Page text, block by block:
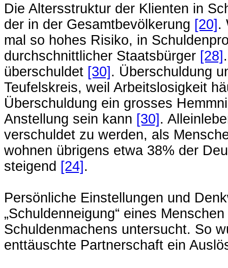
Die Altersstruktur der Klienten in
der in der Gesamtbevölkerung [20] .
mal so hohes Risiko, in
durchschnittlicher Staatsbürger [28]
überschuldet [30] . Überschuldung
Teufelskreis, weil Arbeitslosigkeit
Überschuldung ein grosses
Anstellung sein kann [30] .
verschuldet zu werden, als
wohnen übrigens etwa 38% der
steigend [24] .
Persönliche Einstellungen und
„Schuldenneigung“ eines
Schuldenmachens untersucht. So
enttäuschte Partnerschaft ein